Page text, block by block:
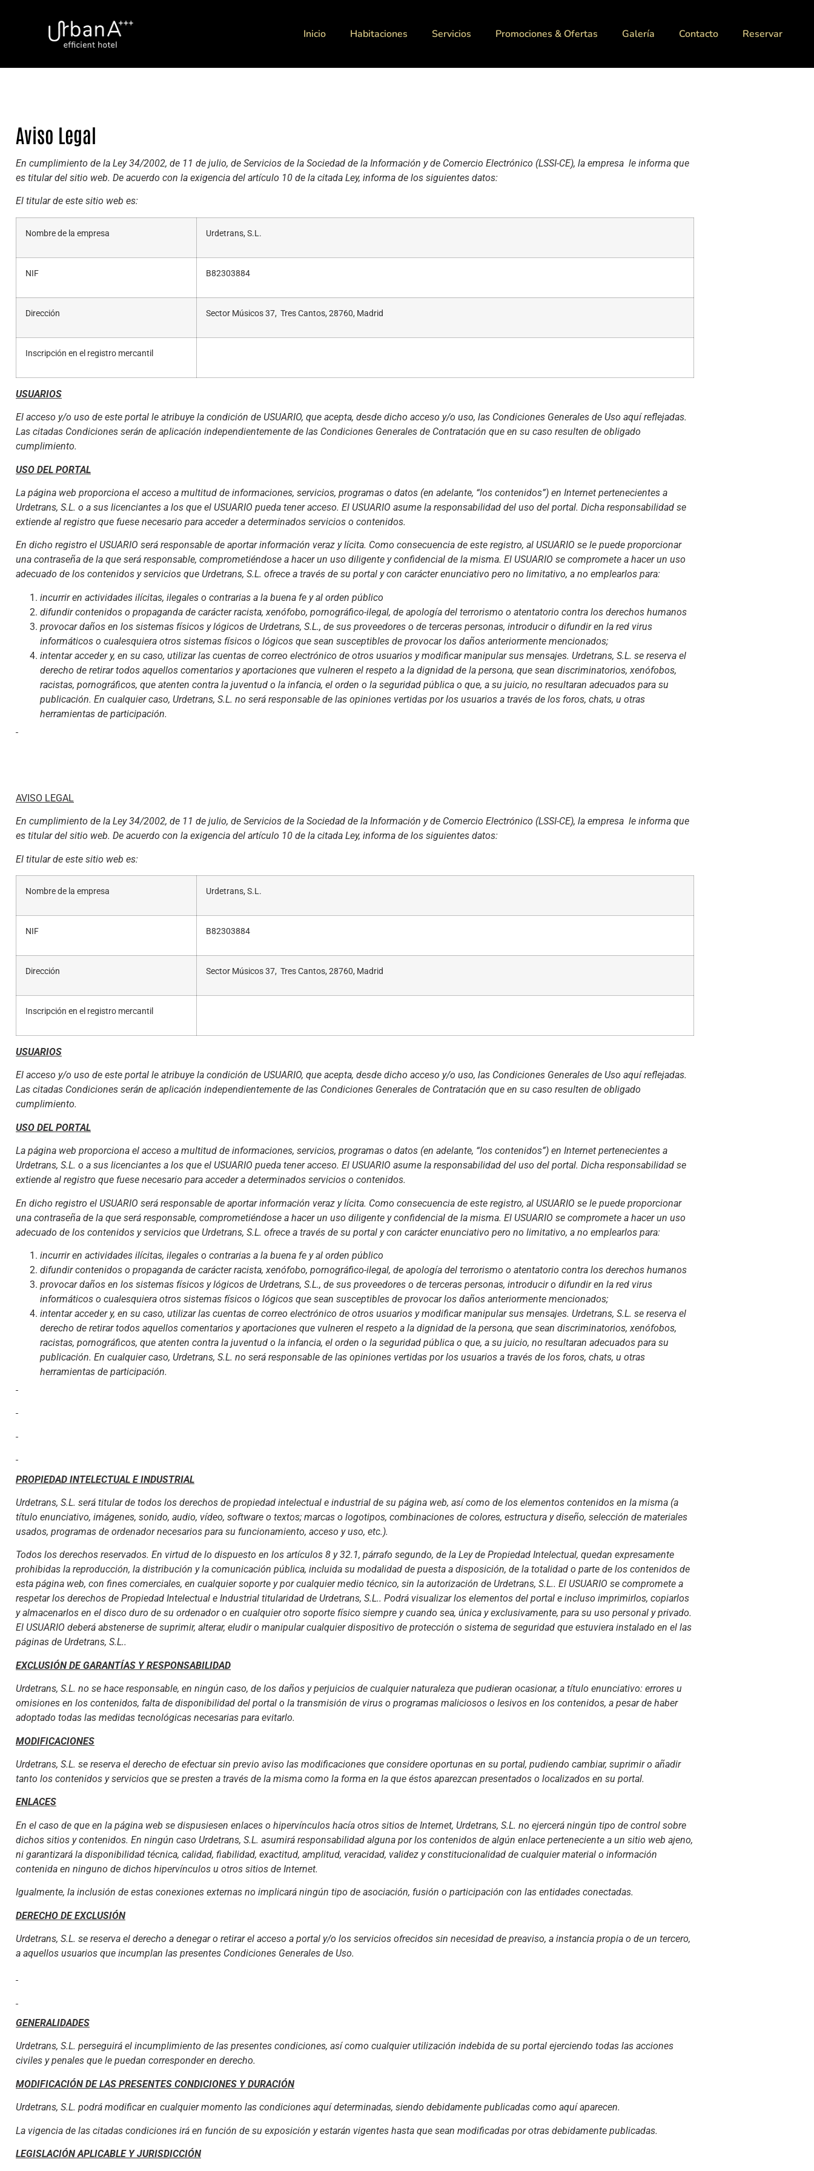
Inicio Habitaciones Servicios Promociones & Ofertas Galería Contacto Reservar
Aviso Legal
En cumplimiento de la Ley 34/2002, de 11 de julio, de Servicios de la Sociedad de la Información y de Comercio Electrónico (LSSI-CE), la empresa le informa que
es titular del sitio web. De acuerdo con la exigencia del artículo 10 de la citada Ley, informa de los siguientes datos:
El titular de este sitio web es:
Nombre de la empresa Urdetrans, S.L.
NIF B82303884
Dirección Sector Músicos 37, Tres Cantos, 28760, Madrid
Inscripción en el registro mercantil
USUARIOS
El acceso y/o uso de este portal le atribuye la condición de USUARIO, que acepta, desde dicho acceso y/o uso, las Condiciones Generales de Uso aquí reflejadas.
Las citadas Condiciones serán de aplicación independientemente de las Condiciones Generales de Contratación que en su caso resulten de obligado
cumplimiento.
USO DEL PORTAL
La página web proporciona el acceso a multitud de informaciones, servicios, programas o datos (en adelante, “los contenidos”) en Internet pertenecientes a
Urdetrans, S.L. o a sus licenciantes a los que el USUARIO pueda tener acceso. El USUARIO asume la responsabilidad del uso del portal. Dicha responsabilidad se
extiende al registro que fuese necesario para acceder a determinados servicios o contenidos.
En dicho registro el USUARIO será responsable de aportar información veraz y lícita. Como consecuencia de este registro, al USUARIO se le puede proporcionar
una contraseña de la que será responsable, comprometiéndose a hacer un uso diligente y confidencial de la misma. El USUARIO se compromete a hacer un uso
adecuado de los contenidos y servicios que Urdetrans, S.L. ofrece a través de su portal y con carácter enunciativo pero no limitativo, a no emplearlos para:
incurrir en actividades ilícitas, ilegales o contrarias a la buena fe y al orden público
difundir contenidos o propaganda de carácter racista, xenófobo, pornográfico-ilegal, de apología del terrorismo o atentatorio contra los derechos humanos
provocar daños en los sistemas físicos y lógicos de Urdetrans, S.L., de sus proveedores o de terceras personas, introducir o difundir en la red virus
informáticos o cualesquiera otros sistemas físicos o lógicos que sean susceptibles de provocar los daños anteriormente mencionados;
intentar acceder y, en su caso, utilizar las cuentas de correo electrónico de otros usuarios y modificar manipular sus mensajes. Urdetrans, S.L. se reserva el
derecho de retirar todos aquellos comentarios y aportaciones que vulneren el respeto a la dignidad de la persona, que sean discriminatorios, xenófobos,
racistas, pornográficos, que atenten contra la juventud o la infancia, el orden o la seguridad pública o que, a su juicio, no resultaran adecuados para su
publicación. En cualquier caso, Urdetrans, S.L. no será responsable de las opiniones vertidas por los usuarios a través de los foros, chats, u otras
herramientas de participación.
AVISO LEGAL
En cumplimiento de la Ley 34/2002, de 11 de julio, de Servicios de la Sociedad de la Información y de Comercio Electrónico (LSSI-CE), la empresa le informa que
es titular del sitio web. De acuerdo con la exigencia del artículo 10 de la citada Ley, informa de los siguientes datos:
El titular de este sitio web es:
Nombre de la empresa Urdetrans, S.L.
NIF B82303884
Dirección Sector Músicos 37, Tres Cantos, 28760, Madrid
Inscripción en el registro mercantil
USUARIOS
El acceso y/o uso de este portal le atribuye la condición de USUARIO, que acepta, desde dicho acceso y/o uso, las Condiciones Generales de Uso aquí reflejadas.
Las citadas Condiciones serán de aplicación independientemente de las Condiciones Generales de Contratación que en su caso resulten de obligado
cumplimiento.
USO DEL PORTAL
La página web proporciona el acceso a multitud de informaciones, servicios, programas o datos (en adelante, “los contenidos”) en Internet pertenecientes a
Urdetrans, S.L. o a sus licenciantes a los que el USUARIO pueda tener acceso. El USUARIO asume la responsabilidad del uso del portal. Dicha responsabilidad se
extiende al registro que fuese necesario para acceder a determinados servicios o contenidos.
En dicho registro el USUARIO será responsable de aportar información veraz y lícita. Como consecuencia de este registro, al USUARIO se le puede proporcionar
una contraseña de la que será responsable, comprometiéndose a hacer un uso diligente y confidencial de la misma. El USUARIO se compromete a hacer un uso
adecuado de los contenidos y servicios que Urdetrans, S.L. ofrece a través de su portal y con carácter enunciativo pero no limitativo, a no emplearlos para:
incurrir en actividades ilícitas, ilegales o contrarias a la buena fe y al orden público
difundir contenidos o propaganda de carácter racista, xenófobo, pornográfico-ilegal, de apología del terrorismo o atentatorio contra los derechos humanos
provocar daños en los sistemas físicos y lógicos de Urdetrans, S.L., de sus proveedores o de terceras personas, introducir o difundir en la red virus
informáticos o cualesquiera otros sistemas físicos o lógicos que sean susceptibles de provocar los daños anteriormente mencionados;
intentar acceder y, en su caso, utilizar las cuentas de correo electrónico de otros usuarios y modificar manipular sus mensajes. Urdetrans, S.L. se reserva el
derecho de retirar todos aquellos comentarios y aportaciones que vulneren el respeto a la dignidad de la persona, que sean discriminatorios, xenófobos,
racistas, pornográficos, que atenten contra la juventud o la infancia, el orden o la seguridad pública o que, a su juicio, no resultaran adecuados para su
publicación. En cualquier caso, Urdetrans, S.L. no será responsable de las opiniones vertidas por los usuarios a través de los foros, chats, u otras
herramientas de participación.
PROPIEDAD INTELECTUAL E INDUSTRIAL
Urdetrans, S.L. será titular de todos los derechos de propiedad intelectual e industrial de su página web, así como de los elementos contenidos en la misma (a
título enunciativo, imágenes, sonido, audio, vídeo, software o textos; marcas o logotipos, combinaciones de colores, estructura y diseño, selección de materiales
usados, programas de ordenador necesarios para su funcionamiento, acceso y uso, etc.).
Todos los derechos reservados. En virtud de lo dispuesto en los artículos 8 y 32.1, párrafo segundo, de la Ley de Propiedad Intelectual, quedan expresamente
prohibidas la reproducción, la distribución y la comunicación pública, incluida su modalidad de puesta a disposición, de la totalidad o parte de los contenidos de
esta página web, con fines comerciales, en cualquier soporte y por cualquier medio técnico, sin la autorización de Urdetrans, S.L.. El USUARIO se compromete a
respetar los derechos de Propiedad Intelectual e Industrial titularidad de Urdetrans, S.L.. Podrá visualizar los elementos del portal e incluso imprimirlos, copiarlos
y almacenarlos en el disco duro de su ordenador o en cualquier otro soporte físico siempre y cuando sea, única y exclusivamente, para su uso personal y privado.
El USUARIO deberá abstenerse de suprimir, alterar, eludir o manipular cualquier dispositivo de protección o sistema de seguridad que estuviera instalado en el las
páginas de Urdetrans, S.L..
EXCLUSIÓN DE GARANTÍAS Y RESPONSABILIDAD
Urdetrans, S.L. no se hace responsable, en ningún caso, de los daños y perjuicios de cualquier naturaleza que pudieran ocasionar, a título enunciativo: errores u
omisiones en los contenidos, falta de disponibilidad del portal o la transmisión de virus o programas maliciosos o lesivos en los contenidos, a pesar de haber
adoptado todas las medidas tecnológicas necesarias para evitarlo.
MODIFICACIONES
Urdetrans, S.L. se reserva el derecho de efectuar sin previo aviso las modificaciones que considere oportunas en su portal, pudiendo cambiar, suprimir o añadir
tanto los contenidos y servicios que se presten a través de la misma como la forma en la que éstos aparezcan presentados o localizados en su portal.
ENLACES
En el caso de que en la página web se dispusiesen enlaces o hipervínculos hacía otros sitios de Internet, Urdetrans, S.L. no ejercerá ningún tipo de control sobre
dichos sitios y contenidos. En ningún caso Urdetrans, S.L. asumirá responsabilidad alguna por los contenidos de algún enlace perteneciente a un sitio web ajeno,
ni garantizará la disponibilidad técnica, calidad, fiabilidad, exactitud, amplitud, veracidad, validez y constitucionalidad de cualquier material o información
contenida en ninguno de dichos hipervínculos u otros sitios de Internet.
Igualmente, la inclusión de estas conexiones externas no implicará ningún tipo de asociación, fusión o participación con las entidades conectadas.
DERECHO DE EXCLUSIÓN
Urdetrans, S.L. se reserva el derecho a denegar o retirar el acceso a portal y/o los servicios ofrecidos sin necesidad de preaviso, a instancia propia o de un tercero,
a aquellos usuarios que incumplan las presentes Condiciones Generales de Uso.
GENERALIDADES
Urdetrans, S.L. perseguirá el incumplimiento de las presentes condiciones, así como cualquier utilización indebida de su portal ejerciendo todas las acciones
civiles y penales que le puedan corresponder en derecho.
MODIFICACIÓN DE LAS PRESENTES CONDICIONES Y DURACIÓN
Urdetrans, S.L. podrá modificar en cualquier momento las condiciones aquí determinadas, siendo debidamente publicadas como aquí aparecen.
La vigencia de las citadas condiciones irá en función de su exposición y estarán vigentes hasta que sean modificadas por otras debidamente publicadas.
LEGISLACIÓN APLICABLE Y JURISDICCIÓN